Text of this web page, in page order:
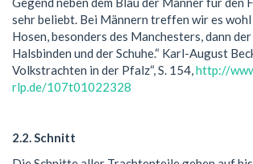
sehr beliebt. Bei Männern treffen wir es
Hosen, besonders des Manchesters, dann
Halsbinden und der Schuhe.“ Karl-August
Volkstrachten in der Pfalz“, S. 154,http://
rlp.de/107t01022328
2.2. Schnitt